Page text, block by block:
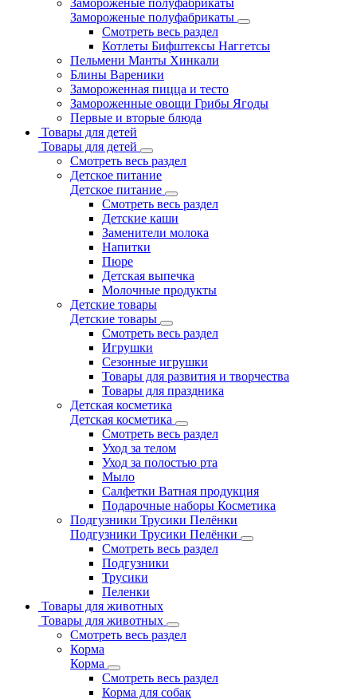
Замороженые полуфабрикаты
Замороженые полуфабрикаты
Смотреть весь раздел
Котлеты Бифштексы Наггетсы
Пельмени Манты Хинкали
Блины Вареники
Замороженная пицца и тесто
Замороженные овощи Грибы Ягоды
Первые и вторые блюда
Товары для детей
Товары для детей
Смотреть весь раздел
Детское питание
Детское питание
Смотреть весь раздел
Детские каши
Заменители молока
Напитки
Пюре
Детская выпечка
Молочные продукты
Детские товары
Детские товары
Смотреть весь раздел
Игрушки
Сезонные игрушки
Товары для развития и творчества
Товары для праздника
Детская косметика
Детская косметика
Смотреть весь раздел
Уход за телом
Уход за полостью рта
Мыло
Салфетки Ватная продукция
Подарочные наборы Косметика
Подгузники Трусики Пелёнки
Подгузники Трусики Пелёнки
Смотреть весь раздел
Подгузники
Трусики
Пеленки
Товары для животных
Товары для животных
Смотреть весь раздел
Корма
Корма
Смотреть весь раздел
Корма для собак